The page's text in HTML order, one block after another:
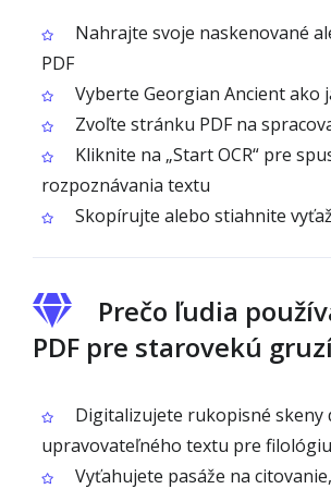
Nahrajte svoje naskenované
PDF
Vyberte Georgian Ancient ako
Zvoľte stránku PDF na
Kliknite na „Start OCR“ pre
rozpoznávania textu
Skopírujte alebo stiahnite
Prečo ľudia
PDF pre starovekú
Digitalizujete rukopisné skeny
upravovateľného textu pre
Vyťahujete pasáže na citovanie,